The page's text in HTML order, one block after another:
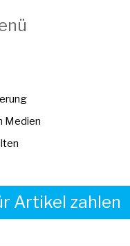
Medien
Artikel zahlen